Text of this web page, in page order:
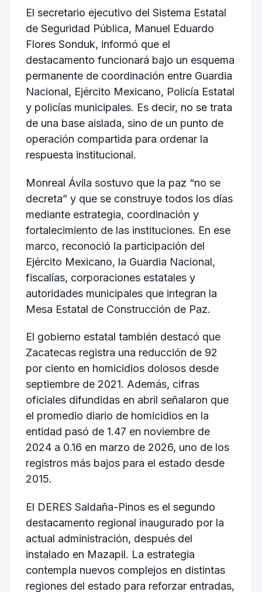
El secretario ejecutivo del Sistema Estatal
de Seguridad Pública, Manuel Eduardo
Flores Sonduk, informó que el
destacamento funcionará bajo un esquema
permanente de coordinación entre Guardia
Nacional, Ejército Mexicano, Policía Estatal
y policías municipales. Es decir, no se trata
de una base aislada, sino de un punto de
operación compartida para ordenar la
respuesta institucional.
Monreal Ávila sostuvo que la paz “no se
decreta” y que se construye todos los días
mediante estrategia, coordinación y
fortalecimiento de las instituciones. En ese
marco, reconoció la participación del
Ejército Mexicano, la Guardia Nacional,
fiscalías, corporaciones estatales y
autoridades municipales que integran la
Mesa Estatal de Construcción de Paz.
El gobierno estatal también destacó que
Zacatecas registra una reducción de 92
por ciento en homicidios dolosos desde
septiembre de 2021. Además, cifras
oficiales difundidas en abril señalaron que
el promedio diario de homicidios en la
entidad pasó de 1.47 en noviembre de
2024 a 0.16 en marzo de 2026, uno de los
registros más bajos para el estado desde
2015.
El DERES Saldaña-Pinos es el segundo
destacamento regional inaugurado por la
actual administración, después del
instalado en Mazapil. La estrategia
contempla nuevos complejos en distintas
regiones del estado para reforzar entradas,